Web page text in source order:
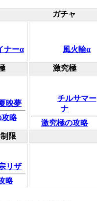
ガチャ
ナーα 風火輪α
激究極
映夢
攻略
チルサマー
ナ
激究極の攻略
限
リザ
略